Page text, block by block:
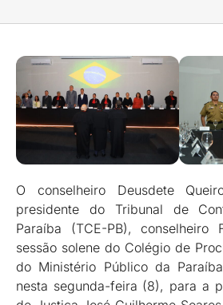
O conselheiro Deusdete
presidente do Tribunal de
Paraíba (TCE-PB), conselheiro
sessão solene do Colégio de
do Ministério Público da
nesta segunda-feira (8), para a